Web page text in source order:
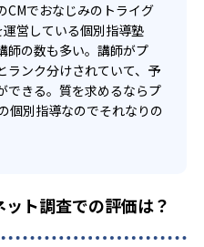
法政大学高校 -
高校 -
宮西高校 -
CMでおなじみのトライグ
営している個別指導塾
師の数も多い。講師がプ
ランク分けされていて、予
できる。質を求めるならプ
個別指導なのでそれなりの
ト調査での評価は？